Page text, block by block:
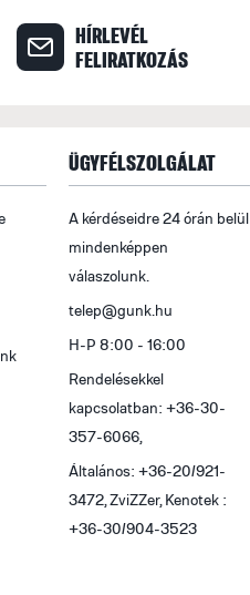
HÍRLEVÉL
FELIRATKOZÁS
ÜGYFÉLSZOLGÁLAT
A kérdéseidre 24 órán belül
mindenképpen
válaszolunk.
telep@gunk.hu
H-P 8:00 - 16:00
Rendelésekkel
kapcsolatban: +36-30-
357-6066,
Általános: +36-20/921-
3472, ZviZZer, Kenotek :
+36-30/904-3523